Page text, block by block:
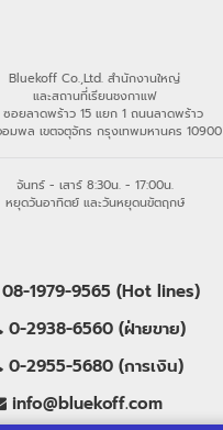
Bluekoff Co.,Ltd. สำนักงานใหญ่
และสถานที่เรียนชงกาแฟ
ซอยลาดพร้าว 15 แยก 1 ถนนลาดพร้าว
อมพล เขตจตุจักร กรุงเทพมหานคร 10900
จันทร์ - เสาร์ 8:30น. - 17:00น.
หยุดวันอาทิตย์ และวันหยุดนขัตฤกษ์
1979-9565 (Hot lines)
0-2938-6560 (ฝ่ายขาย)
0-2955-5680 (การเงิน)
info@bluekoff.com